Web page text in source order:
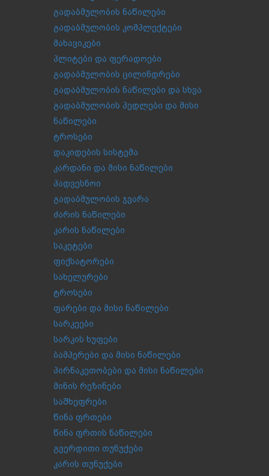
გადაბმულობის ნაწილები
გადაბმულობის კომპლექტები
მახავიკები
პლიტები და ფერადოები
გადაბმულობის ცილინდრები
გადაბმულობის ნაწილები და სხვა
გადაბმულობის პედლები და მისი
ნაწილები
ტროსები
დაკიდების სისტემა
კარდანი და მისი ნაწილები
პადვესნოი
გადაბმულობის ჯვარა
ძარის ნაწილები
კარის ნაწილები
საკეტები
ფიქსატორები
სახელურები
ტროსები
ფარები და მისი ნაწილები
სარკეები
სარკის ხუფები
ბამპერები და მისი ნაწილები
პირნაკეთობები და მისი ნაწილები
მინის რეზინები
საშხეფრები
წინა ფრთები
წინა ფრთის ნაწილები
გვერდითი თუნუქები
კარის თუნუქები